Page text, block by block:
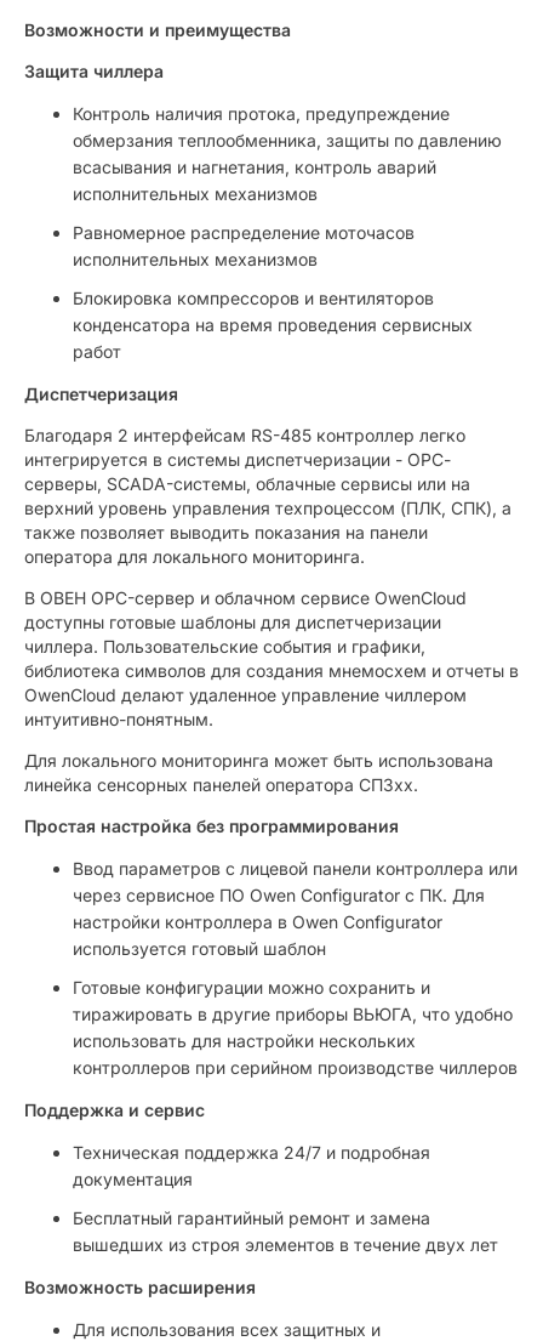
Возможности и преимущества
Защита чиллера
Контроль наличия протока, предупреждение
обмерзания теплообменника, защиты по давлению
всасывания и нагнетания, контроль аварий
исполнительных механизмов
Равномерное распределение моточасов
исполнительных механизмов
Блокировка компрессоров и вентиляторов
конденсатора на время проведения сервисных
работ
Диспетчеризация
Благодаря 2 интерфейсам RS-485 контроллер легко
интегрируется в системы диспетчеризации - ОРС-
серверы, SCADA-системы, облачные сервисы или на
верхний уровень управления техпроцессом (ПЛК, СПК), а
также позволяет выводить показания на панели
оператора для локального мониторинга.
В ОВЕН OPC-сервер и облачном сервисе OwenCloud
доступны готовые шаблоны для диспетчеризации
чиллера. Пользовательские события и графики,
библиотека символов для создания мнемосхем и отчеты в
OwenCloud делают удаленное управление чиллером
интуитивно-понятным.
Для локального мониторинга может быть использована
линейка сенсорных панелей оператора СП3хх.
Простая настройка без программирования
Ввод параметров с лицевой панели контроллера или
через сервисное ПО Owen Configurator с ПК. Для
настройки контроллера в Owen Configurator
используется готовый шаблон
Готовые конфигурации можно сохранить и
тиражировать в другие приборы ВЬЮГА, что удобно
использовать для настройки нескольких
контроллеров при серийном производстве чиллеров
Поддержка и сервис
Техническая поддержка 24/7 и подробная
документация
Бесплатный гарантийный ремонт и замена
вышедших из строя элементов в течение двух лет
Возможность расширения
Для использования всех защитных и